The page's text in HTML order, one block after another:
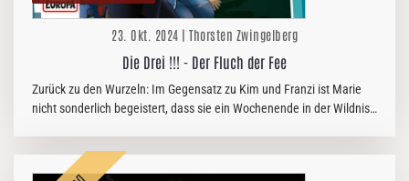
23. Okt. 2024 | Thorsten Zwingelberg
Die Drei !!! - Der Fluch der Fee
Zurück zu den Wurzeln: Im Gegensatz zu Kim und Franzi ist Marie
nicht sonderlich begeistert, dass sie ein Wochenende in der Wildnis